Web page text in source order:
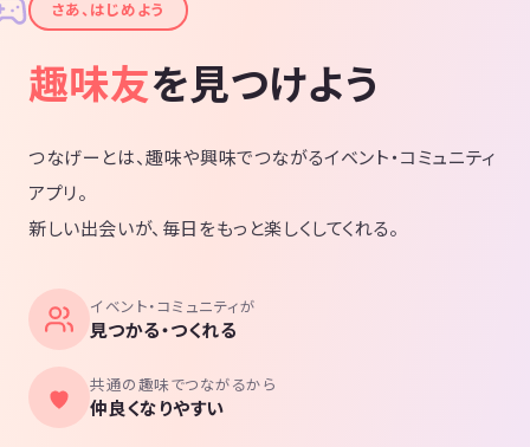
さあ、はじめよう
趣味友を見つけよう
つなげーとは、趣味や興味でつながるイベント・コミュニティ
アプリ。
新しい出会いが、毎日をもっと楽しくしてくれる。
イベント・コミュニティが
見つかる・つくれる
共通の趣味でつながるから
仲良くなりやすい